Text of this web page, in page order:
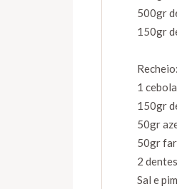
500gr
150gr
Recheio:
1 cebola
150gr
50gr
50gr
2
Sal e